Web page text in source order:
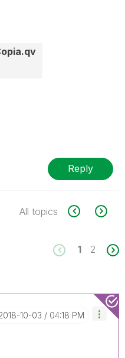
Reply
All topics
1 2
10-03 04:18 PM